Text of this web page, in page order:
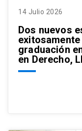
14 Julio 2026
Dos nuevos
graduación
en Derecho,